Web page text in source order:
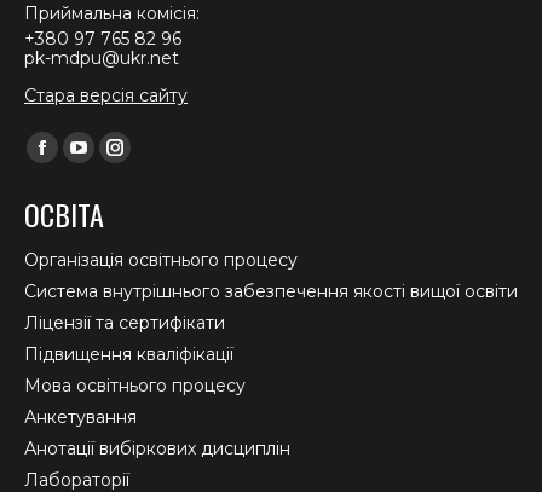
Приймальна комісія:
+380 97 765 82 96
pk-mdpu@ukr.net
Стара версія сайту
Find us on:
Facebook
opens
in
new
window
YouTube
opens
in
new
window
Instagram
in
new
window
ОСВІТА
Організація освітнього процесу
Система внутрішнього забезпечення якості вищої освіти
Ліцензії та сертифікати
Підвищення кваліфікації
Мова освітнього процесу
Анкетування
Анотації вибіркових дисциплін
Лабораторії